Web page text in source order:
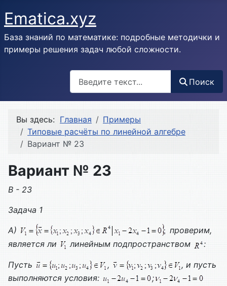
Ematica.xyz
База знаний по математике: подробные методички и
примеры решения задач любой сложности.
Поиск
Вы здесь: Главная
Примеры
Типовые расчёты по линейной алгебре
Вариант № 23
Вариант № 23
В - 23
Задача 1
А)
проверим,
является ли
линейным подпространством :
Пусть ,
, и пусть
выполняются условия:
;